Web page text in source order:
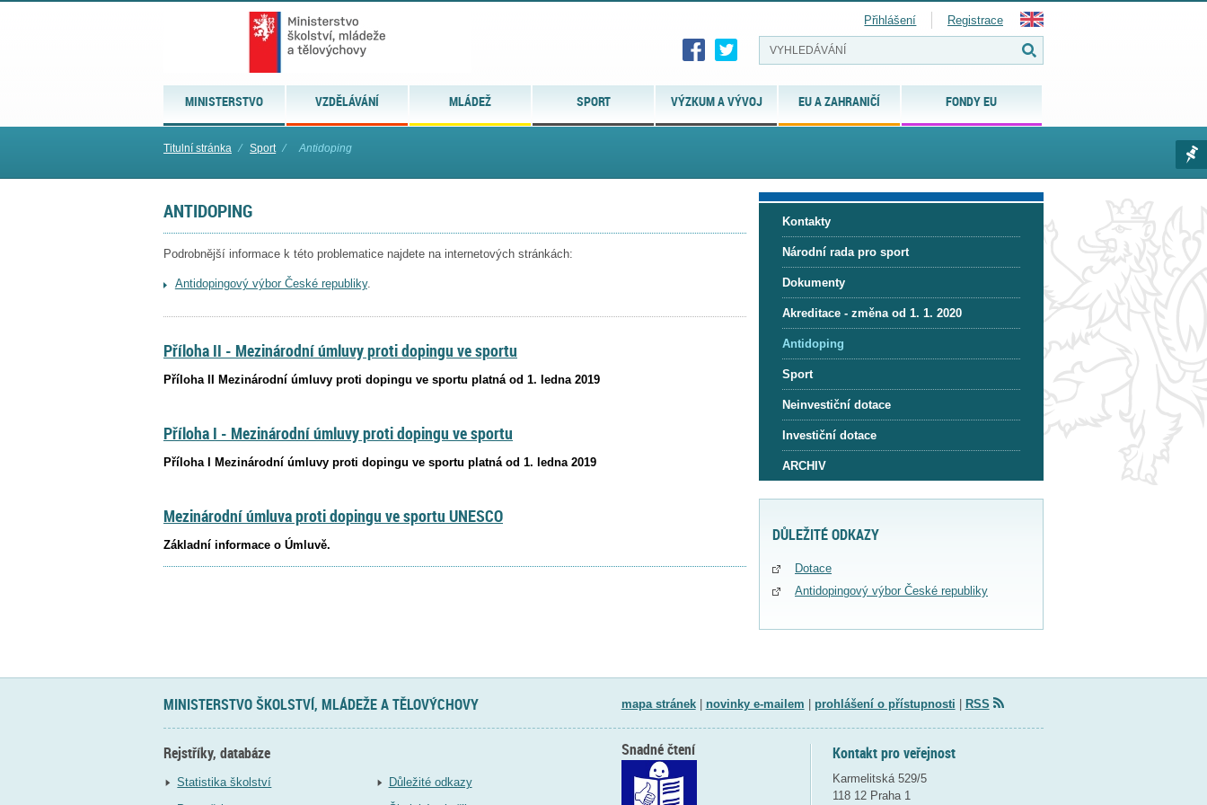
MINISTERSTVO VZDĚLÁVÁNÍ MLÁDEŽ SPORT VÝZKUM A VÝVOJ EU A ZAHRANIČÍ FONDY EU
Přihlášení Registrace
Titulní stránka ⁄ Sport ⁄ Antidoping
ANTIDOPING
Podrobnější informace k této problematice najdete na internetových stránkách:
Antidopingový výbor České republiky.
Příloha II - Mezinárodní úmluvy proti dopingu ve sportu
Příloha II Mezinárodní úmluvy proti dopingu ve sportu platná od 1. ledna 2019
Příloha I - Mezinárodní úmluvy proti dopingu ve sportu
Příloha I Mezinárodní úmluvy proti dopingu ve sportu platná od 1. ledna 2019
Mezinárodní úmluva proti dopingu ve sportu UNESCO
Základní informace o Úmluvě.
Kontakty
Národní rada pro sport
Dokumenty
Akreditace - změna od 1. 1. 2020
Antidoping
Sport
Neinvestiční dotace
Investiční dotace
ARCHIV
DŮLEŽITÉ ODKAZY
Dotace
Antidopingový výbor České republiky
MINISTERSTVO ŠKOLSTVÍ, MLÁDEŽE A TĚLOVÝCHOVY mapa stránek| novinky e-mailem prohlášení o přístupnosti RSS
Rejstříky, databáze
Statistika školství
Důležité odkazy
Kontakt pro veřejnost
Karmelitská 529/5
118 12 Praha 1
Snadné čtení